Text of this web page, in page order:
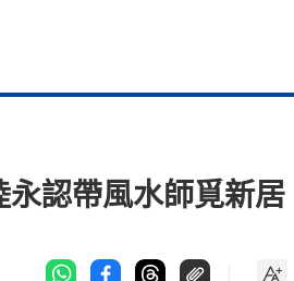
認帶風水師覓新居